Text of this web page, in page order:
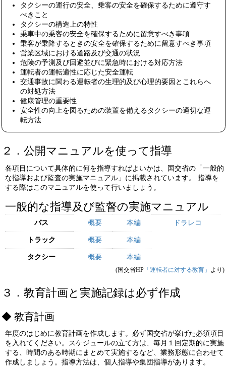
タクシーの運行の安全、乗客の安全を確保するために遵守す
べきこと
タクシーの構造上の特性
乗車中の乗客の安全を確保するために留意すべき事項
乗客が乗降するときの安全を確保するために留意すべき事項
営業区域における道路及び交通の状況
危険の予測及び回避並びに緊急時における対応方法
運転者の運転適性に応じた安全運転
交通事故に関わる運転者の生理的及び心理的要因とこれらへ
の対処方法
健康管理の重要性
安全性の向上を図るための装置を備えるタクシーの適切な運
転方法
２．公開マニュアルを使って指導
各項目について具体的に何を指導すればよいかは、国交省の「一般的
な指導および監査の実施マニュアル」に掲載されています。 指導を
する際はこのマニュアルを使って行いましょう。
一般的な指導及び監督の実施マニュアル
バス 概要 本編 ドラレコ
トラック 概要 本編
タクシー 概要 本編
(国交省HP 「運転者に対する教育」 より)
３．教育計画と実施記録は必ず作成
教育計画
年度のはじめに教育計画を作成します。必ず国交省が挙げた必須項目
を入れてください。スケジュールの立て方は、毎月１回定期的に実施
する、時間のある時期にまとめて実施するなど、業務形態に合わせて
作成しましょう。指導方法は、個人指導や集団指導があります。